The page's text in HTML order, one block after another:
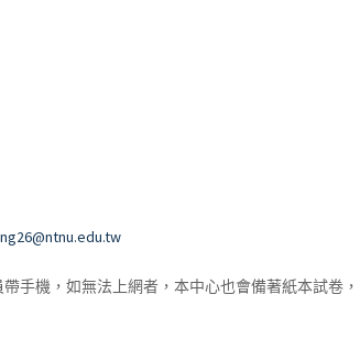
手機，如無法上網者，本中心也會備著紙本試卷，